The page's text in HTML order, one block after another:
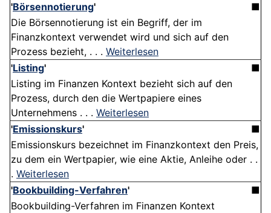
'Börsennotierung'
■
Die Börsennotierung ist ein Begriff, der im
Finanzkontext verwendet wird und sich auf den
Prozess bezieht, . . . Weiterlesen
'Listing'
■
Listing im Finanzen Kontext bezieht sich auf den
Prozess, durch den die Wertpapiere eines
Unternehmens . . . Weiterlesen
'Emissionskurs'
■
Emissionskurs bezeichnet im Finanzkontext den Preis,
zu dem ein Wertpapier, wie eine Aktie, Anleihe oder . .
. Weiterlesen
'Bookbuilding-Verfahren'
■
Bookbuilding-Verfahren im Finanzen Kontext